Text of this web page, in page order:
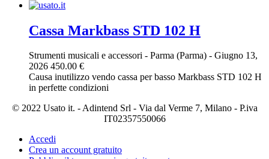
Cassa Markbass STD 102 H
Strumenti musicali e accessori - Parma (Parma) - Giugno 13,
2026 450.00 €
Causa inutilizzo vendo cassa per basso Markbass STD 102 H
in perfette condizioni
© 2022 Usato it. - Adintend Srl - Via dal Verme 7, Milano - P.iva
IT02357550066
Accedi
Crea un account gratuito